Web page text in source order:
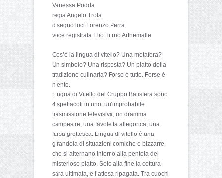
Vanessa Podda
regia Angelo Trofa
disegno luci Lorenzo Perra
voce registrata Elio Turno Arthemalle
Cos’è la lingua di vitello? Una metafora?
Un simbolo? Una risposta? Un piatto della
tradizione culinaria? Forse é tutto. Forse é
niente.
Lingua di Vitello del Gruppo Batisfera sono
4 spettacoli in uno: un’improbabile
trasmissione televisiva, un dramma
campestre, una favoletta allegorica, una
farsa grottesca. Lingua di vitello é una
girandola di situazioni comiche e bizzarre
che si alternano intorno alla pentola del
misterioso piatto. Solo alla fine la cottura
sarà ultimata, e l’attesa ripagata. Tra cuochi